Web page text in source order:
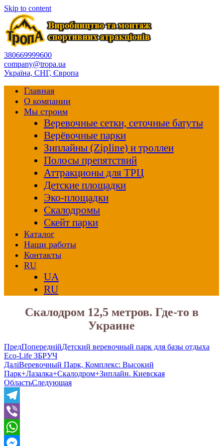
Skip to content
380669999600
company@tropa.ua
Україна, СНГ, Європа
Главная
О компании
Мы строим
Веревочные сетки, сеточные батуты
Верёвочные парки
Зиплайны (Zipline) и троллеи
Полосы препятствий
Аттракционы для ТРЦ
Детские площадки
Эко-площадки
Скалодромы
Скейт парки
Каталог
Наши работы
Контакты
RU
UA
RU
Скалодром 12,5 метров. Где-то в
Украине
ПредПопереднійДетский веревочный парк для базы отдыха
Eco-Life ЗБРУЧ
ДаліВеревочный Парк, Комплекс: Высокий
Парк+Лазалка+Скалодром+Зиплайн. Киевская
ОбластьСледующая
Telegram
Viber
WhatsApp